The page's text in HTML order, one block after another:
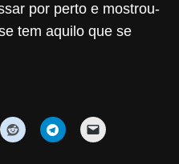
por perto e mostrou-
tem aquilo que se